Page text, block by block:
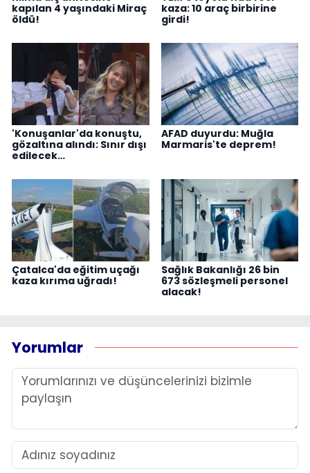
kapılan 4 yaşındaki Miraç
öldü!
kaza: 10 araç birbirine
girdi!
'Konuşanlar'da konuştu,
gözaltına alındı: Sınır dışı
edilecek…
AFAD duyurdu: Muğla
Marmaris'te deprem!
Çatalca'da eğitim uçağı
kaza kırıma uğradı!
Sağlık Bakanlığı 26 bin
673 sözleşmeli personel
alacak!
Yorumlar